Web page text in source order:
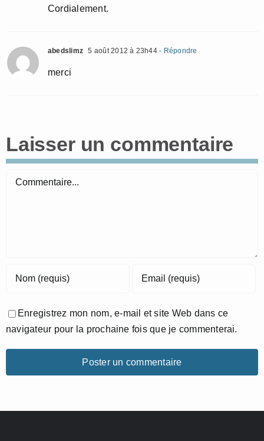
Cordialement.
abedslimz 5 août 2012 à 23h44- Répondre
merci
Laisser un commentaire
Commentaire
Enregistrez mon nom, e-mail et site Web dans ce
navigateur pour la prochaine fois que je commenterai.